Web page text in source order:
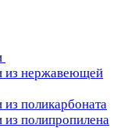
из нержавеющей
из поликарбоната
из полипропилена